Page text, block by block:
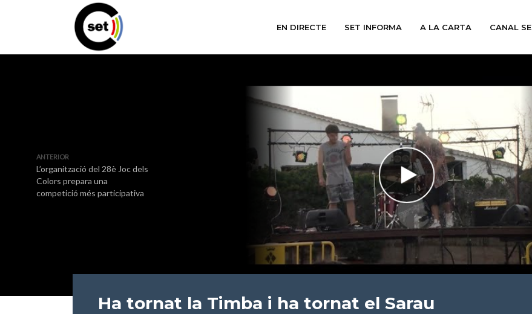
EN DIRECTE SET INFORMA A LA CARTA CANAL
ANTERIOR
L’organització del 28è Joc dels
Colors prepara una
competició més participativa
Ha tornat la Timba i ha tornat el Sarau